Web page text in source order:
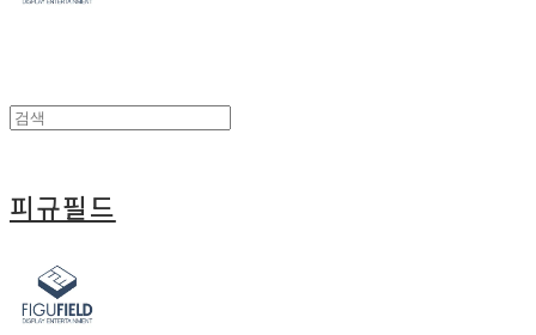
피규필드